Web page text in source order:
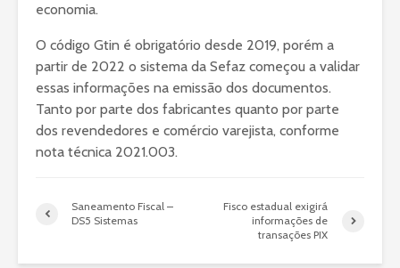
economia.
O código Gtin é obrigatório desde 2019, porém a
partir de 2022 o sistema da Sefaz começou a validar
essas informações na emissão dos documentos.
Tanto por parte dos fabricantes quanto por parte
dos revendedores e comércio varejista, conforme
nota técnica 2021.003.
Saneamento Fiscal –
DS5 Sistemas
Fisco estadual exigirá
informações de
transações PIX